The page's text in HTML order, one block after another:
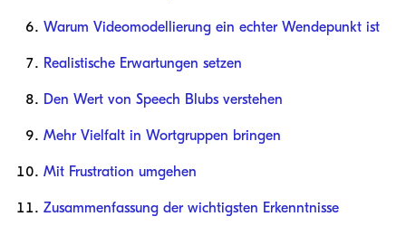
Warum Videomodellierung ein echter Wendepunkt ist
Realistische Erwartungen setzen
Den Wert von Speech Blubs verstehen
Mehr Vielfalt in Wortgruppen bringen
Mit Frustration umgehen
Zusammenfassung der wichtigsten Erkenntnisse